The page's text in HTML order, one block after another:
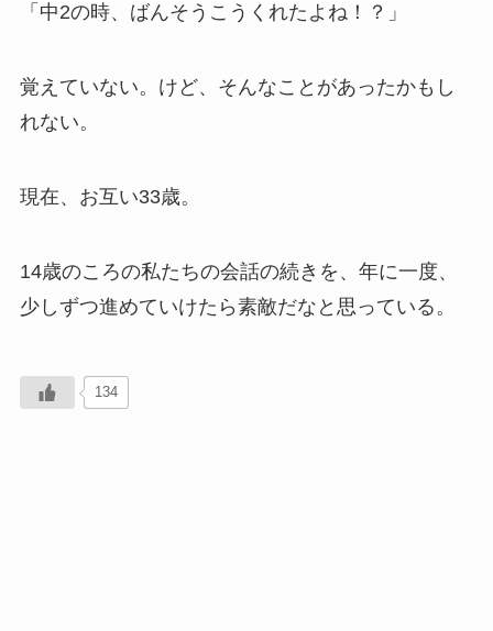
「中2の時、ばんそうこうくれたよね！？」
覚えていない。けど、そんなことがあったかもし
れない。
現在、お互い33歳。
14歳のころの私たちの会話の続きを、年に一度、
少しずつ進めていけたら素敵だなと思っている。
134